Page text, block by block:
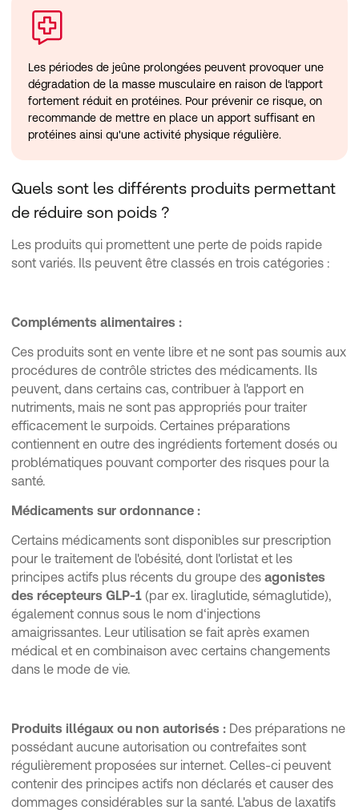
Les périodes de jeûne prolongées peuvent provoquer une
dégradation de la masse musculaire en raison de l‘apport
fortement réduit en protéines. Pour prévenir ce risque, on
recommande de mettre en place un apport suffisant en
protéines ainsi qu'une activité physique régulière.
Quels sont les différents produits permettant
de réduire son poids ?
Les produits qui promettent une perte de poids rapide
sont variés. Ils peuvent être classés en trois catégories :
Compléments alimentaires :
Ces produits sont en vente libre et ne sont pas soumis aux
procédures de contrôle strictes des médicaments. Ils
peuvent, dans certains cas, contribuer à l'apport en
nutriments, mais ne sont pas appropriés pour traiter
efficacement le surpoids. Certaines préparations
contiennent en outre des ingrédients fortement dosés ou
problématiques pouvant comporter des risques pour la
santé.
Médicaments sur ordonnance :
Certains médicaments sont disponibles sur prescription
pour le traitement de l'obésité, dont l'orlistat et les
principes actifs plus récents du groupe des agonistes
des récepteurs GLP-1 (par ex. liraglutide, sémaglutide),
également connus sous le nom d‘injections
amaigrissantes. Leur utilisation se fait après examen
médical et en combinaison avec certains changements
dans le mode de vie.
Produits illégaux ou non autorisés : Des préparations ne
possédant aucune autorisation ou contrefaites sont
régulièrement proposées sur internet. Celles-ci peuvent
contenir des principes actifs non déclarés et causer des
dommages considérables sur la santé. L'abus de laxatifs